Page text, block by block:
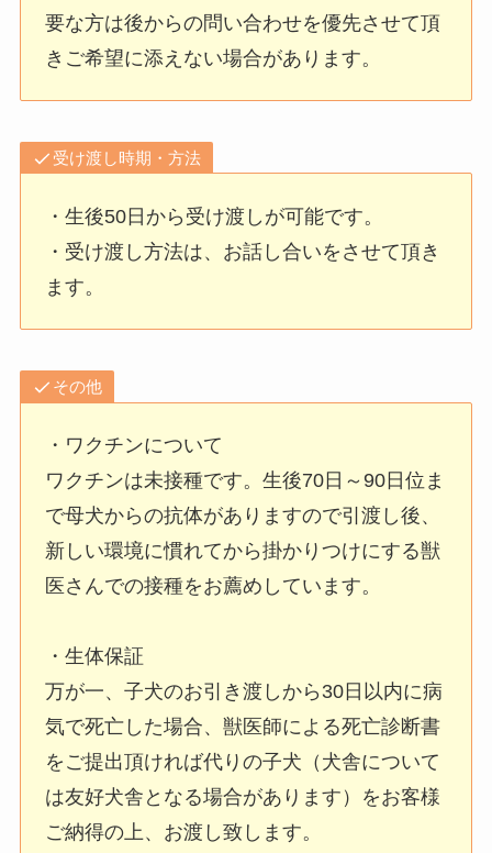
要な方は後からの問い合わせを優先させて頂
きご希望に添えない場合があります。
受け渡し時期・方法
・生後50日から受け渡しが可能です。
・受け渡し方法は、お話し合いをさせて頂き
ます。
その他
・ワクチンについて
ワクチンは未接種です。生後70日～90日位ま
で母犬からの抗体がありますので引渡し後、
新しい環境に慣れてから掛かりつけにする獣
医さんでの接種をお薦めしています。
・生体保証
万が一、子犬のお引き渡しから30日以内に病
気で死亡した場合、獣医師による死亡診断書
をご提出頂ければ代りの子犬（犬舎について
は友好犬舎となる場合があります）をお客様
ご納得の上、お渡し致します。